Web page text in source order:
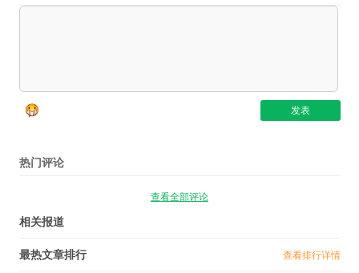
热门评论
查看全部评论
相关报道
最热文章排行 查看排行详情